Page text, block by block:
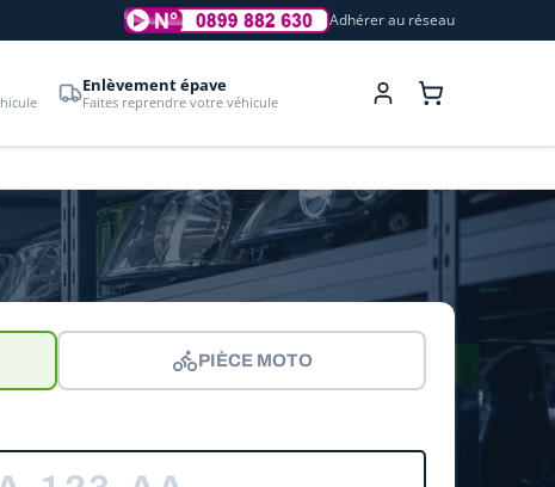
Adhérer au réseau
Enlèvement épave
Faites reprendre votre véhicule
PIÈCE MOTO